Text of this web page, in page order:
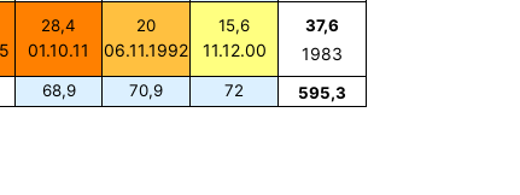
28,4
01.10.11
20
06.11.1992
15,6
11.12.00
37,6
1983
68,9 70,9 72 595,3